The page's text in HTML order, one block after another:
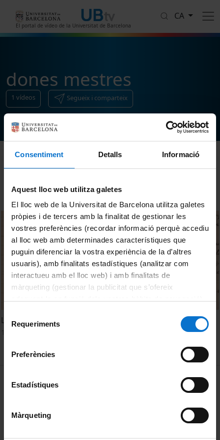
Consentiment Detalls Informació
Aquest lloc web utilitza galetes
El lloc web de la Universitat de Barcelona utilitza galetes
pròpies i de tercers amb la finalitat de gestionar les
vostres preferències (recordar informació perquè accediu
al lloc web amb determinades característiques que
puguin diferenciar la vostra experiència de la d’altres
usuaris), amb finalitats estadístiques (analitzar com
interactueu amb el lloc web) i amb finalitats de
màrqueting (gestionar la publicitat que s’ofereix
consultar laPolítica de galetes del lloc web de la
de Requeriments
Preferències
Estadístiques
Màrqueting
El portal de vídeo de la Universitat de Barcelona
CA
dones mestres
1 vídeos Segueix i comparteix
Ordenar
La nostra memòria d'un temps de silenci 1950-1960
MENÚ PEU 1
Privadesa i termes